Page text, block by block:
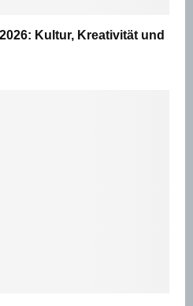
Kultur, Kreativität und